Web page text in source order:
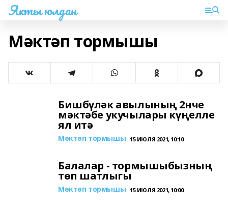
Якты юлдан
Мәктәп тормышы
Бишбүләк авылының 2нче
мәктәбе укучылары күңелле
ял итә
Мәктәп тормышы 15 ИЮЛЯ 2021, 10:10
Балалар - тормышыбызның
төп шатлыгы
Мәктәп тормышы 15 ИЮЛЯ 2021, 10:00